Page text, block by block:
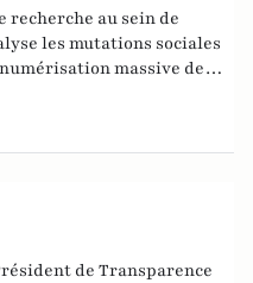
recherche au sein de
les mutations sociales
massive de
actuellement sur deux
régulation et les enjeux
de Transparence